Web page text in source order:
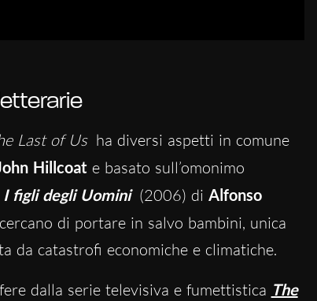
Last of Us ha diversi aspetti in comune
Hillcoat e basato sull’omonimo
I figli degli Uomini (2006) di Alfonso
di portare in salvo bambini, unica
da catastrofi economiche e climatiche.
dalla serie televisiva e fumettistica The